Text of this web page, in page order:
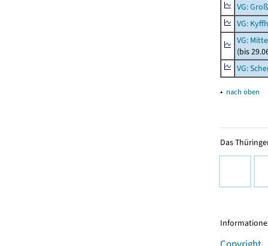
VG:
VG:
VG:
(bis
VG:
▴ nach oben
Das